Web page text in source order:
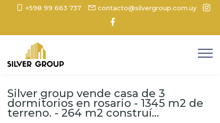
+598 99 663 737 contacto@silvergroup.com.uy
Silver group vende casa de 3
dormitorios en rosario - 1345 m2 de
terreno. - 264 m2 construí...